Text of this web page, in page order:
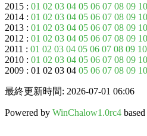
2015 : 01 02 03 04 05 06 07 08 09 10
2014 : 01 02 03 04 05 06 07 08 09 10
2013 : 01 02 03 04 05 06 07 08 09 10
2012 : 01 02 03 04 05 06 07 08 09 10
2011 : 01 02 03 04 05 06 07 08 09 10
2010 : 01 02 03 04 05 06 07 08 09 10
2009 : 01 02 03 04 05 06 07 08 09 10
最終更新時間: 2026-07-01 06:06
Powered by WinChalow1.0rc4